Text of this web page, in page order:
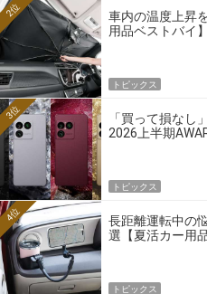
車内の温度上昇
用品ベストバイ】
2位
トピックス
「買って損なし
2026上半期
3位
トピックス
長距離運転中の
選【夏活カー用
4位
トピックス